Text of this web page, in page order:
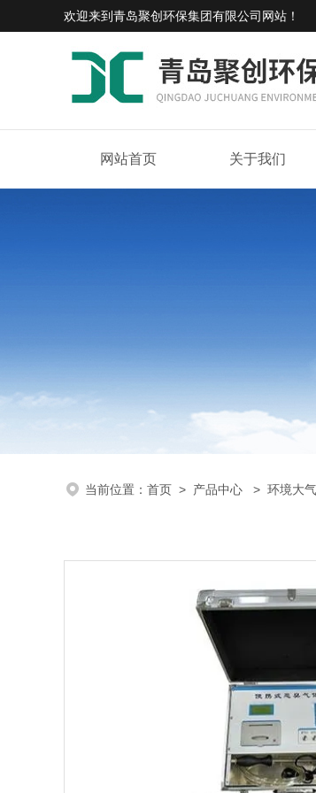
欢迎来到青岛聚创环保集团有限公司网站 ！
网站首页 关于我们
当前位置： 首页 > 产品中心 > 环境大